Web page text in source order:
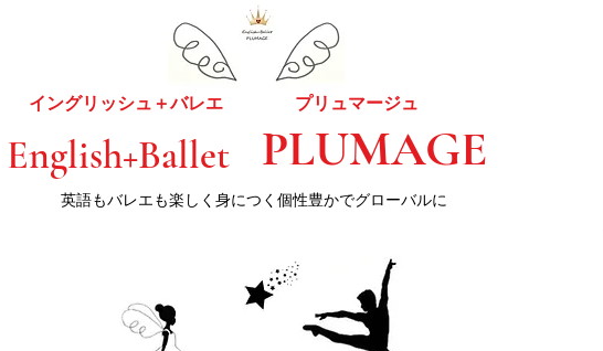
イングリッシュ＋バレエ
​English+Ballet
プリュマージュ
PLUMAGE
​英語もバレエも楽しく身につく個性豊かでグローバルに